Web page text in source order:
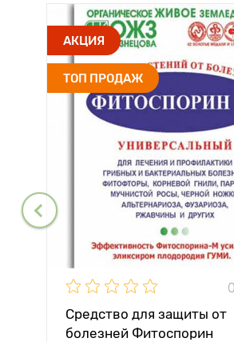
АКЦИЯ
ТОП ПРОДАЖ
Средство для защиты от
болезней Фитоспорин